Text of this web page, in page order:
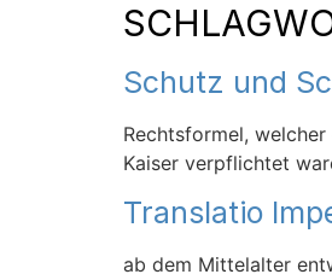
Schutz und
Rechtsformel,
Kaiser verpflichtet
Translatio
ab dem Mittelalter